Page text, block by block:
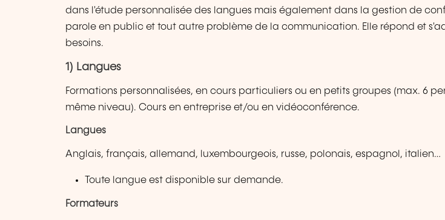
dans l'étude personnalisée des langues mais également dans la gestion de
parole en public et tout autre problème de la communication. Elle répond et
besoins.
1) Langues
Formations personnalisées, en cours particuliers ou en petits groupes (max. 6
même niveau). Cours en entreprise et/ou en vidéoconférence.
Langues
Anglais, français, allemand, luxembourgeois, russe, polonais, espagnol, italien…
Toute langue est disponible sur demande.
Formateurs